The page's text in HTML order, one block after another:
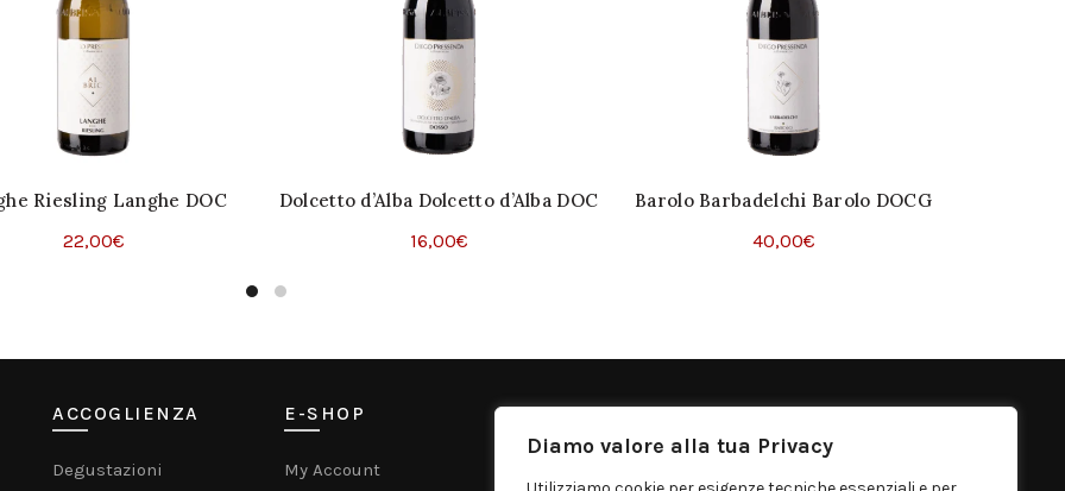
Diamo valore alla tua Privacy
Riesling Langhe DOC
22,00€
Dolcetto d’Alba Dolcetto d’Alba DOC
16,00€
Barolo Barbadelchi Barolo DOCG
40,00€
ACCOGLIENZA
Degustazioni
E-SHOP
My Account
CONTATTI
Murgo Distribuzione S.r.l.